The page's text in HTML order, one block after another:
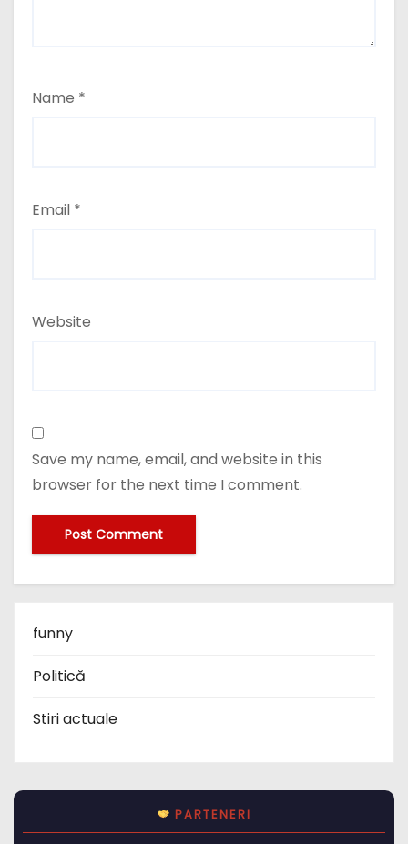
Name *
Email *
Website
Save my name, email, and website in this
browser for the next time I comment.
funny
Politică
Stiri actuale
PARTENERI